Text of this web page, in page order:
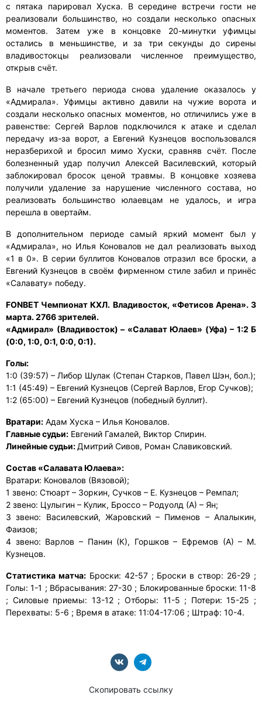
с пятака парировал Хуска. В середине встречи гости не
реализовали большинство, но создали несколько опасных
моментов. Затем уже в концовке 20-минутки уфимцы
остались в меньшинстве, и за три секунды до сирены
владивостокцы реализовали численное преимущество,
открыв счёт.
В начале третьего периода снова удаление оказалось у
«Адмирала». Уфимцы активно давили на чужие ворота и
создали несколько опасных моментов, но отличились уже в
равенстве: Сергей Варлов подключился к атаке и сделал
передачу из-за ворот, а Евгений Кузнецов воспользовался
неразберихой и бросил мимо Хуски, сравняв счёт. После
болезненный удар получил Алексей Василевский, который
заблокировал бросок ценой травмы. В концовке хозяева
получили удаление за нарушение численного состава, но
реализовать большинство юлаевцам не удалось, и игра
перешла в овертайм.
В дополнительном периоде самый яркий момент был у
«Адмирала», но Илья Коновалов не дал реализовать выход
«1 в 0». В серии буллитов Коновалов отразил все броски, а
Евгений Кузнецов в своём фирменном стиле забил и принёс
«Салавату» победу.
FONBET Чемпионат КХЛ. Владивосток, «Фетисов Арена». 3
марта. 2766 зрителей.
«Адмирал» (Владивосток) – «Салават Юлаев» (Уфа) – 1:2 Б
(0:0, 1:0, 0:1, 0:0, 0:1).
Голы:
1:0 (39:57) – Либор Шулак (Степан Старков, Павел Шэн, бол.);
1:1 (45:49) – Евгений Кузнецов (Сергей Варлов, Егор Сучков);
1:2 (65:00) – Евгений Кузнецов (победный буллит).
Вратари: Адам Хуска – Илья Коновалов.
Главные судьи: Евгений Гамалей, Виктор Спирин.
Линейные судьи: Дмитрий Сивов, Роман Славиковский.
Состав «Салавата Юлаева»:
Вратари: Коновалов (Вязовой);
1 звено: Стюарт – Зоркин, Сучков – Е. Кузнецов – Ремпал;
2 звено: Цулыгин – Кулик, Броссо – Родуолд (А) – Ян;
3 звено: Василевский, Жаровский – Пименов – Алалыкин,
Фаизов;
4 звено: Варлов – Панин (К), Горшков – Ефремов (А) – М.
Кузнецов.
Статистика матча:Броски: 42-57 ; Броски в створ: 26-29 ;
Голы: 1-1 ; Вбрасывания: 27-30 ; Блокированные броски: 11-8
; Силовые приемы: 13-12 ; Отборы: 11-5 ; Потери: 15-25 ;
Перехваты: 5-6 ; Время в атаке: 11:04-17:06 ; Штраф: 10-4.
Скопировать ссылку